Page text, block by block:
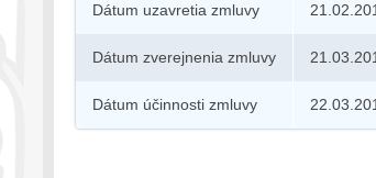
Dátum uzavretia zmluvy
Dátum zverejnenia zmluvy
Dátum účinnosti zmluvy